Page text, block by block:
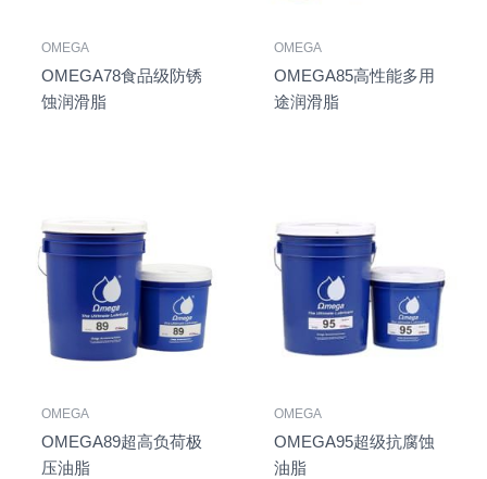
OMEGA
OMEGA78食品级防锈
蚀润滑脂
OMEGA
OMEGA85高性能多用
途润滑脂
OMEGA
OMEGA89超高负荷极
压油脂
OMEGA
OMEGA95超级抗腐蚀
油脂